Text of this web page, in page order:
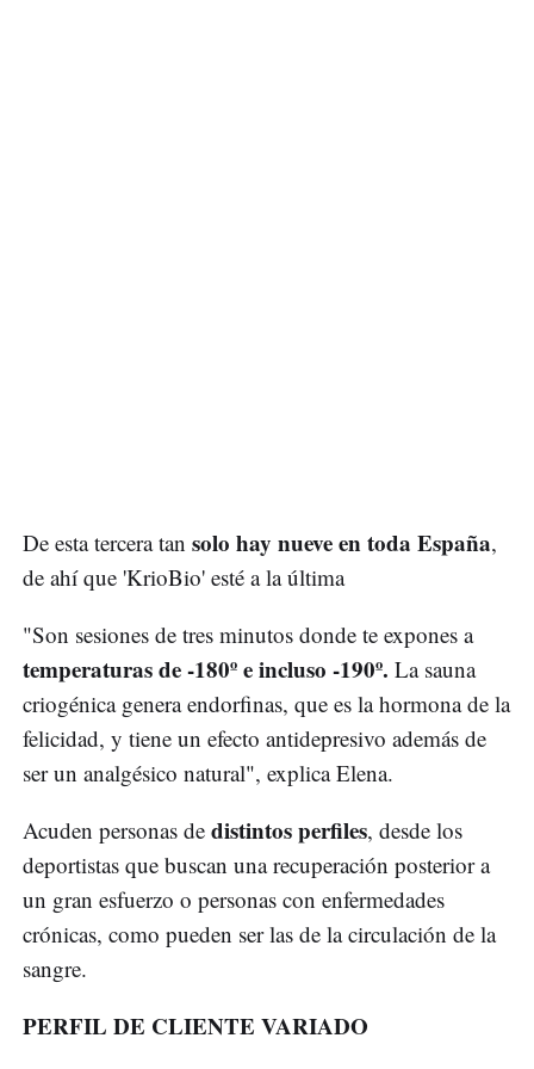
De esta tercera tan solo hay nueve en toda España,
de ahí que 'KrioBio' esté a la última
"Son sesiones de tres minutos donde te expones a
temperaturas de -180º e incluso -190º. La sauna
criogénica genera endorfinas, que es la hormona de la
felicidad, y tiene un efecto antidepresivo además de
ser un analgésico natural", explica Elena.
Acuden personas de distintos perfiles, desde los
deportistas que buscan una recuperación posterior a
un gran esfuerzo o personas con enfermedades
crónicas, como pueden ser las de la circulación de la
sangre.
PERFIL DE CLIENTE VARIADO